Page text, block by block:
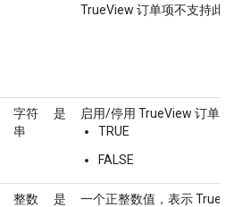
TrueView 订单项不支持此
字符
串
是
启用/停用 TrueView 订单
TRUE
FALSE
整数 是
一个正整数值，表示